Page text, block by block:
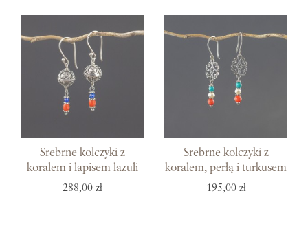
Srebrne kolczyki z
koralem i lapisem lazuli
288,00 zł
Srebrne kolczyki z
koralem, perłą i turkusem
195,00 zł